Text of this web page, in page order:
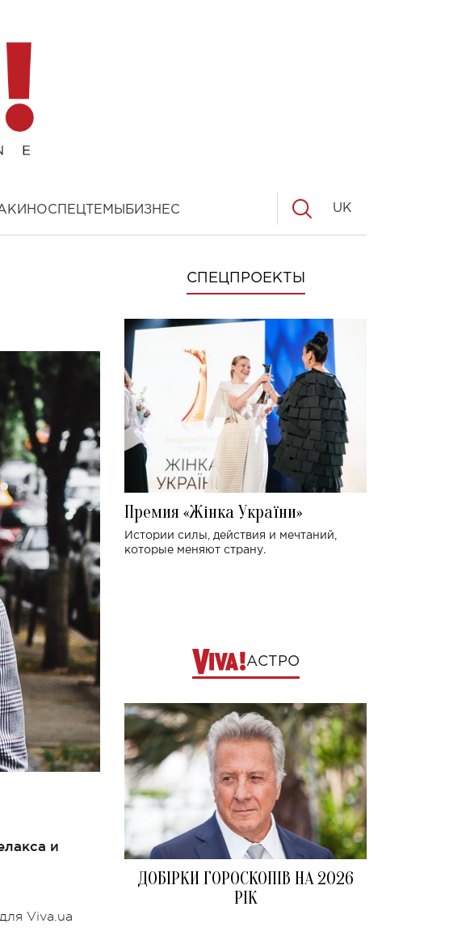
КИНОСПЕЦТЕМЫ БИЗНЕС UK
и
Viva.ua
СПЕЦПРОЕКТЫ
Премия «Жінка України»
Истории силы, действия и мечтаний,
которые меняют страну.
АСТРО
ДОБІРКИ ГОРОСКОПІВ НА 2026
РІК